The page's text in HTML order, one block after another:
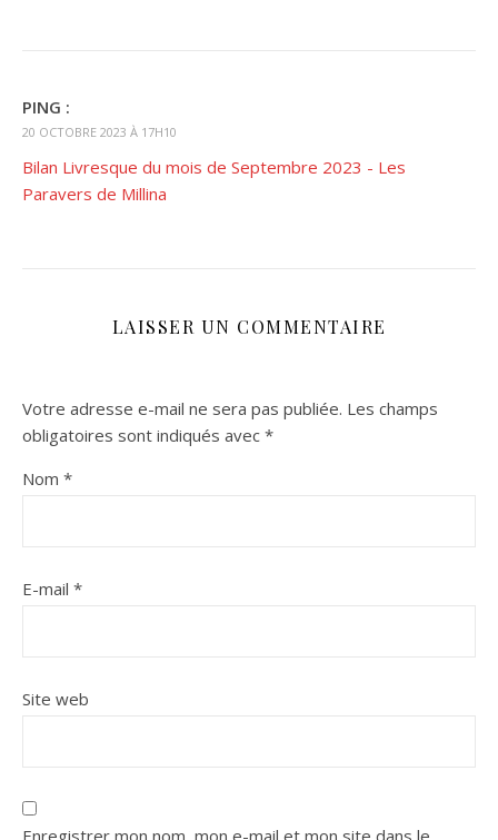
PING :
20 OCTOBRE 2023 À 17H10
Bilan Livresque du mois de Septembre 2023 - Les
Paravers de Millina
LAISSER UN COMMENTAIRE
Votre adresse e-mail ne sera pas publiée. Les champs
obligatoires sont indiqués avec *
Nom *
E-mail *
Site web
Enregistrer mon nom, mon e-mail et mon site dans le